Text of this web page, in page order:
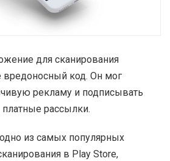
для сканирования
вредоносный код. Он мог
рекламу и подписывать
платные рассылки.
одно из самых популярных
в Play Store,